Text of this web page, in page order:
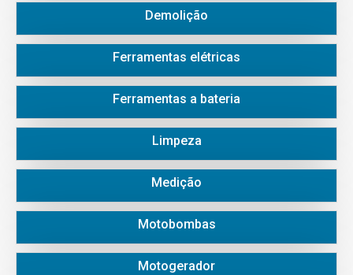
Demolição
Ferramentas elétricas
Ferramentas a bateria
Limpeza
Medição
Motobombas
Motogerador